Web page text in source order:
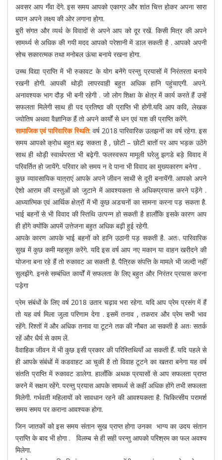
अवसर आप गँवा देंगे. इस समय आपको एकाग्र और शांत चित्त होकर अपना सारा
ध्यान अपने लक्ष्य की ओर लगाना होगा.
बुरी संगत और व्यर्थ के विवादों से अपने आप को दूर रखें. किसी मित्र की अपने
सामर्थ्य से अधिक की गयी मदद आपको परेशानी में डाल सकती है . आपको अपनी
सोच सकारत्मक तथा मनोबल ऊंचा बनाये रखना होगा.
उच्च विद्या प्राप्ति में भी रुकावट के योग बनेंगे परन्तु प्रयासों में निरंतरता बनाये
रखनी होगी. आपकी थोड़ी लापरवाही बहुत अधिक हानि पहुंचाएगी. अपने.
अनावश्यक भाग दौड़ भी बनी रहेगी . जो लोग शिक्षा के क्षेत्र में कार्य करते हैं उन्हें
सफलता मिलेगी साथ ही पद प्रतिष्ठा की प्राप्ति भी होगी.यदि आप कवि, लेखक
ज्योतिष अथवा वैज्ञानिक हैं तो अपने कार्यों से धन एवं यश की प्राप्ति करेंगे.
सामाजिक एवं पारिवारिक स्थिति: वर्ष 2018 पारिवारिक उलझनों का वर्ष रहेगा. इस
समय आपको क्रोध बहुत बढ़ सकता है , छोटी – छोटी बातों पर आप भड़क उठेंगे
साथ ही थोड़ी स्वार्थपरता भी बढ़ेगी. फलस्वरूप मामूली घरेलु झगडे बड़े विवाद में
परिवर्तित हो जायेंगे. परिवार को समय न दे पाना भी विवाद का मुख्यकारण बनेगा .
कुछ व्यावसायिक यात्राएं आपके अपने जीवन साथी से दूरी बनायेंगी. आपको अपने
ऐशो आराम की वस्तुओं को जुटाने में आवश्यकता से अधिकप्रयास करने पड़ेंगे .
आध्यात्मिक एवं आर्थिक क्षेत्रों में भी कुछ अडचनों का सामना करना पड़ सकता है.
भाई बहनों से भी विवाद की स्तिथि उत्पन्न हो सकती है हालाँकि इसके कारण आप
ही होंगे क्योंकि आपमें उत्तेजना बहुत अधिक बढ़ी हुई रहेगी.
आपके कारण आपके भाई बहनों को हानि उठानी पड़ सकती है. अतः. पारिवारिक
सुख में कुछ कमी महसूस करेंगे. यदि इस वर्ष आप नए मकान या वाहन खरीदने की
योजना बना रहे हैं तो रुकावट आ सकती है. पैत्रिक संपत्ति के मामले भी जल्दी नहीं
सुलझेंगे. इनसे सम्बंधित कार्यों में सफलता के लिए बहुत और निरंतर प्रयास करना
पड़ेगा
प्रेम संबंधों के लिए वर्ष 2018 उतार चढ़ाव भरा रहेगा. यदि आप प्रेम प्रसंग में हैं
तो यह वर्ष मिला जुला परिणाम देगा . इसमें तनाव , तकरार और प्रेम सभी भाव
रहेंगे. रिश्तों में और अधिक तनाव या टूटने तक की नौबत आ सकती है अतः सतर्क
रहें और धैर्य से काम लें.
वैवाहिक जीवन में भी कुछ इसी प्रकार की परिस्तिथियाँ आ सकती हैं. यदि पहले से
ही आपके संबंधों में कडवाहट आ चुकी है तो विवाह टूटने का खतरा बनेगा यह वर्ष
संतति प्राप्ति में रुकावट डालेगा. हालाँकि अथक प्रयासों से आप सफलता प्राप्त
करने में सक्षम रहेंगे. परन्तु प्रयास आपके सामर्थ्य से कहीं अधिक होंगे तभी सफलता
मिलेगी. गर्भवती महिलायों को सावधान रहने की आवश्यकता है. चिकित्सीय परामर्श
समय समय पर कराना आवश्यक होगा.
जिन जातकों को इस समय संतान सुख प्राप्त होगा उनका भाग्य का उदय संतान
प्राप्ति के बाद भी होगा . विलम्ब से ही सही परन्तु आपको परिश्रम का फल अवश्य
मिलेगा.